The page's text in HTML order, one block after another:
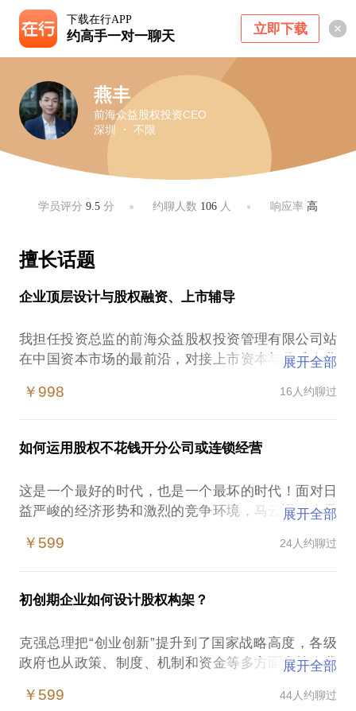
下载在行APP
约高手一对一聊天 立即下载
燕丰
前海众益股权投资CEO
深圳 ・ 不限
学员评分9.5 分 约聊人数 106 人 响应率 高
擅长话题
企业顶层设计与股权融资、上市辅导
我担任投资总监的前海众益股权投资管理有限公司站
在中国资本市场的最前沿，对接上市资本与优质企业
顶层设计及上市辅导四个业务板块。
案，托管等服务；
股权投资包括挂牌企业发股融资、私募基金投资、项
顶层设计和上市辅导包括企业挂牌、战略规划，上下
游资源整合，员工股权激励方案设计以及产品营销策
划等。
创业初期的股权构架，与联合创始人的股权分配方
成长期企业员工激励整体解决方案，迅速整合上下游
资源的企业发展战略规划及股权解决方案；
国际理财标准委员会AFP个人及家庭理财规划、投资
展开全部
￥998 16人约聊过
如何运用股权不花钱开分公司或连锁经营
这是一个最好的时代，也是一个最坏的时代！面对日
益严峻的经济形势和激烈的竞争环境，马云说，今天
家一念之间：企业有没有正确实行股权激励或股权融
资源）！
在这样的情况下，成长型中小微企业，急待转型升级
一个公司总共才100%的股权，越分越少怎么办？
不控股，怎么控制公司？
做了股权分配，再遇到更优秀的人才（或是重要的资
展开全部
￥599 24人约聊过
初创期企业如何设计股权构架？
克强总理把“创业创新”提升到了国家战略高度，各级
政府也从政策、制度、机制和资金等多方面支持企业
时代的风口！创业成功的投资回报是巨大的，然而，
展开全部
￥599 44人约聊过